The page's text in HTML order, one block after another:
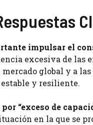
impulsar el
excesiva de las
global y a
y resiliente.
por “exceso de
en la que se